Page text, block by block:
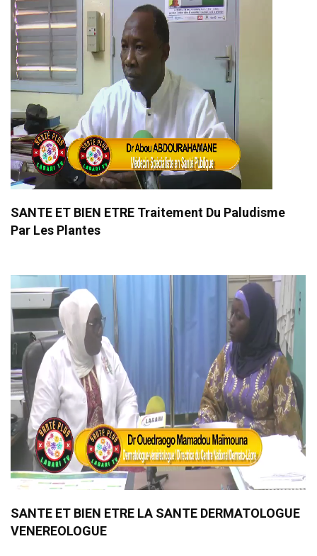
SANTE ET BIEN ETRE Traitement Du Paludisme
Par Les Plantes
SANTE ET BIEN ETRE LA SANTE DERMATOLOGUE
VENEREOLOGUE